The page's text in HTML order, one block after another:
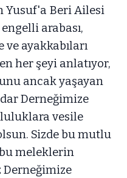
Yusuf'a Beri Ailesi
arabası,
ayakkabıları
her şeyi anlatıyor,
ancak yaşayan
Derneğimize
vesile
Sizde bu mutlu
meleklerin
Derneğimize